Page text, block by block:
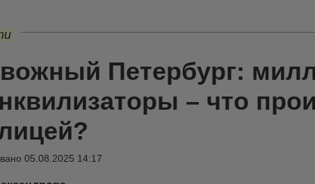
Петербург:
– что
05.08.2025 14:17